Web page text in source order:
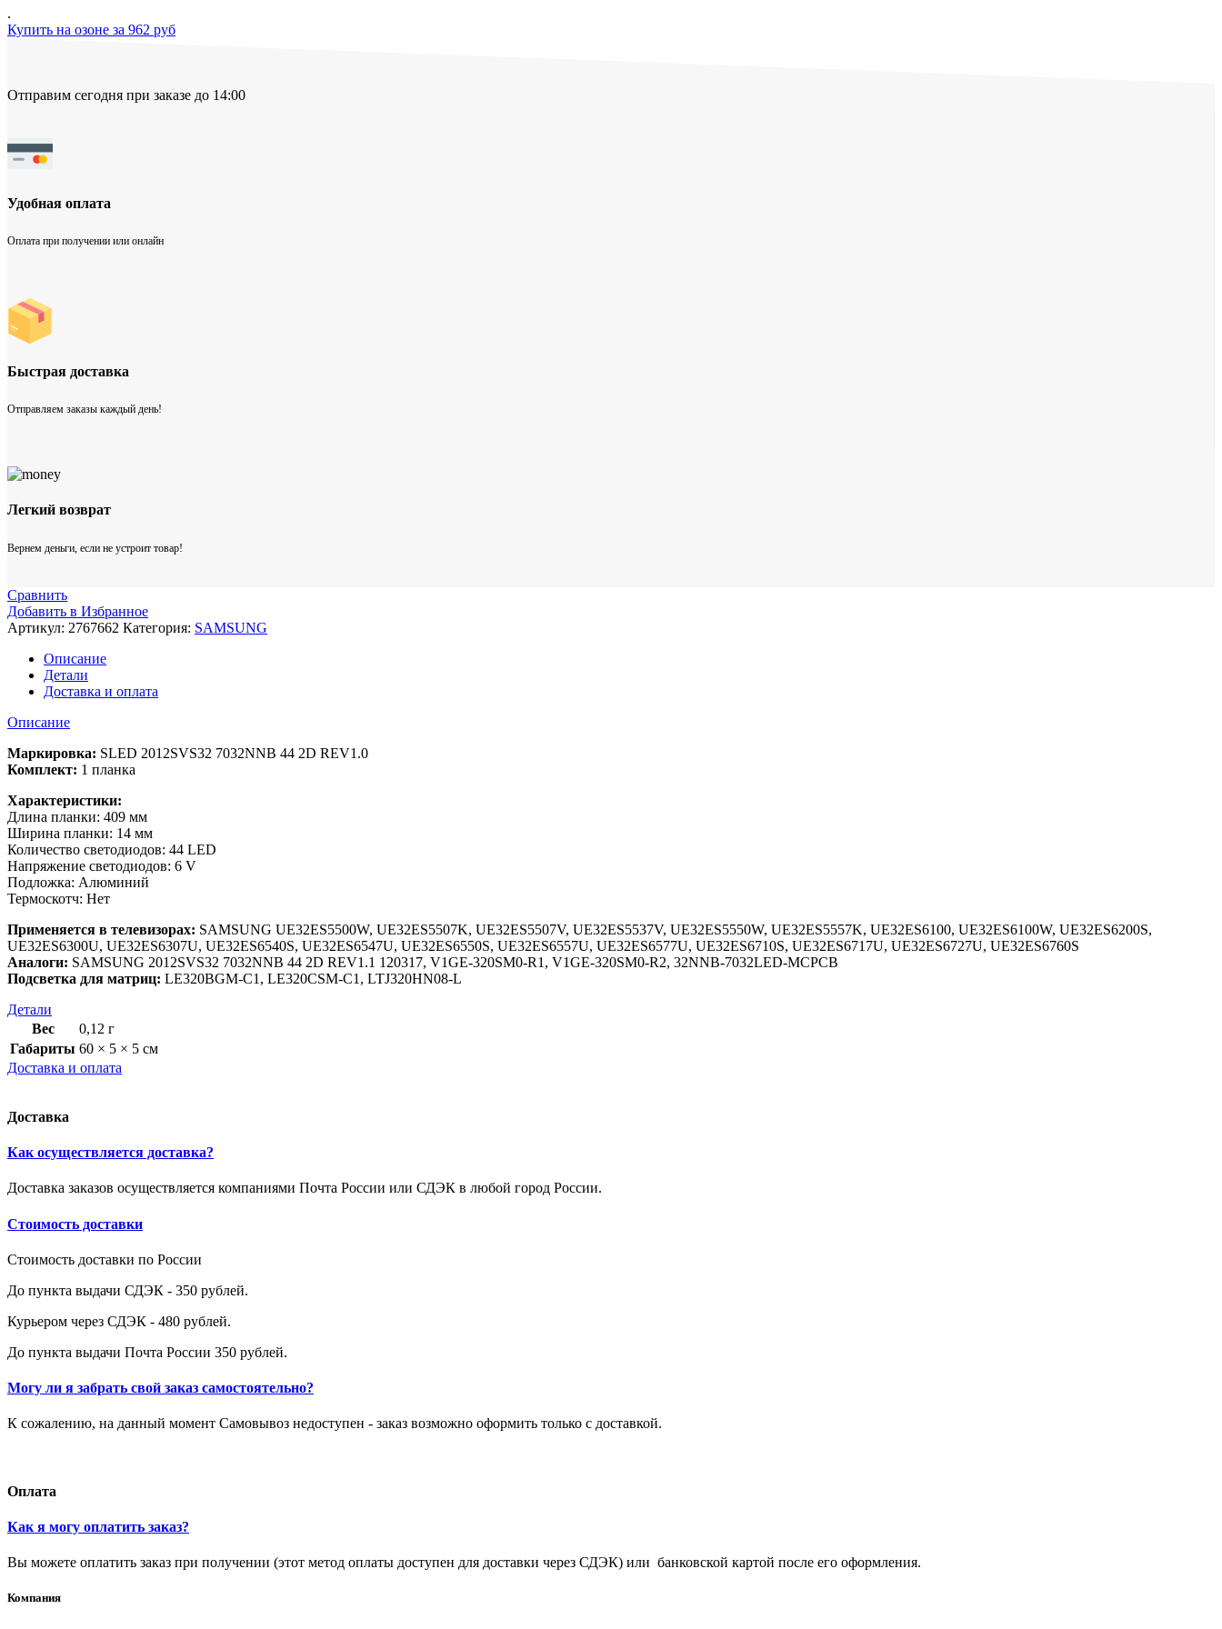
.
Купить на озоне за 962 руб
Отправим сегодня при заказе до 14:00
Удобная оплата
Оплата при получении или онлайн
Быстрая доставка
Отправляем заказы каждый день!
Легкий возврат
Вернем деньги, если не устроит товар!
Сравнить
Добавить в Избранное
Артикул: 2767662 Категория: SAMSUNG
Описание
Детали
Доставка и оплата
Описание
Маркировка: SLED 2012SVS32 7032NNB 44 2D REV1.0
Комплект: 1 планка
Характеристики:
Длина планки: 409 мм
Ширина планки: 14 мм
Количество светодиодов: 44 LED
Напряжение светодиодов: 6 V
Подложка: Алюминий
Термоскотч: Нет
Применяется в телевизорах: SAMSUNG UE32ES5500W, UE32ES5507K, UE32ES5507V, UE32ES5537V, UE32ES5550W, UE32ES5557K, UE32ES6100, UE32ES6100W, UE32ES6200S,
UE32ES6300U, UE32ES6307U, UE32ES6540S, UE32ES6547U, UE32ES6550S, UE32ES6557U, UE32ES6577U, UE32ES6710S, UE32ES6717U, UE32ES6727U, UE32ES6760S
Аналоги: SAMSUNG 2012SVS32 7032NNB 44 2D REV1.1 120317, V1GE-320SM0-R1, V1GE-320SM0-R2, 32NNB-7032LED-MCPCB
Подсветка для матриц: LE320BGM-C1, LE320CSM-C1, LTJ320HN08-L
Детали
Вес
0,12 г
Габариты 60 × 5 × 5 см
Доставка и оплата
Доставка
Как осуществляется доставка?
Доставка заказов осуществляется компаниями Почта России или СДЭК в любой город России.
Стоимость доставки
Стоимость доставки по России
До пункта выдачи СДЭК - 350 рублей.
Курьером через СДЭК - 480 рублей.
До пункта выдачи Почта России 350 рублей.
Могу ли я забрать свой заказ самостоятельно?
К сожалению, на данный момент Самовывоз недоступен - заказ возможно оформить только с доставкой.
Оплата
Как я могу оплатить заказ?
Вы можете оплатить заказ при получении (этот метод оплаты доступен для доставки через СДЭК) или банковской картой после его оформления.
Компания